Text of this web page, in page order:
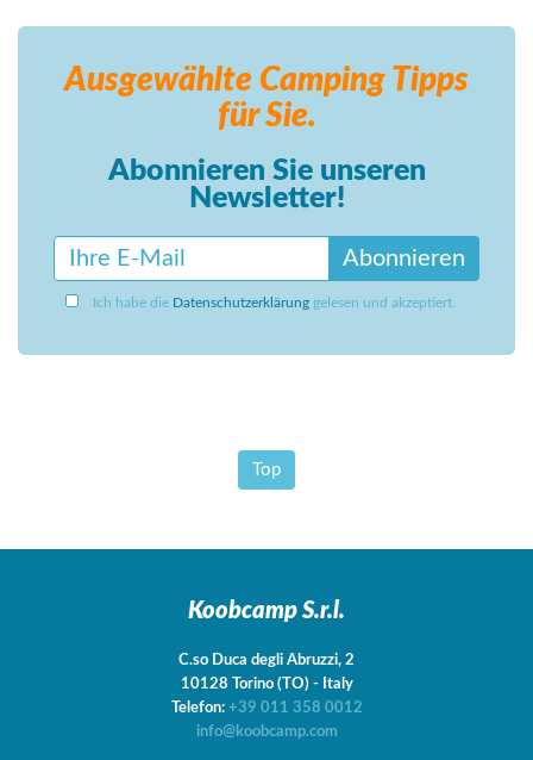
Ausgewählte Camping Tipps
für Sie.
Abonnieren Sie unseren
Newsletter!
Abonnieren
Ich habe die Datenschutzerklärung gelesen und akzeptiert.
Top
Koobcamp S.r.l.
C.so Duca degli Abruzzi, 2
10128
Torino (TO) - Italy
Telefon: +39 011 358 0012
info@koobcamp.com